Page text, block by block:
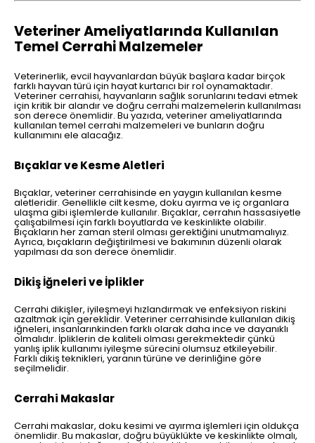
Veteriner Ameliyatlarında Kullanılan
Temel Cerrahi Malzemeler
Veterinerlik, evcil hayvanlardan büyük başlara kadar birçok
farklı hayvan türü için hayat kurtarıcı bir rol oynamaktadır.
Veteriner cerrahisi, hayvanların sağlık sorunlarını tedavi etmek
için kritik bir alandır ve doğru cerrahi malzemelerin kullanılması
son derece önemlidir. Bu yazıda, veteriner ameliyatlarında
kullanılan temel cerrahi malzemeleri ve bunların doğru
kullanımını ele alacağız.
Bıçaklar ve Kesme Aletleri
Bıçaklar, veteriner cerrahisinde en yaygın kullanılan kesme
aletleridir. Genellikle cilt kesme, doku ayırma ve iç organlara
ulaşma gibi işlemlerde kullanılır. Bıçaklar, cerrahın hassasiyetle
çalışabilmesi için farklı boyutlarda ve keskinlikte olabilir.
Bıçakların her zaman steril olması gerektiğini unutmamalıyız.
Ayrıca, bıçakların değiştirilmesi ve bakımının düzenli olarak
yapılması da son derece önemlidir.
Dikiş İğneleri ve İplikler
Cerrahi dikişler, iyileşmeyi hızlandırmak ve enfeksiyon riskini
azaltmak için gereklidir. Veteriner cerrahisinde kullanılan dikiş
iğneleri, insanlarınkinden farklı olarak daha ince ve dayanıklı
olmalıdır. İpliklerin de kaliteli olması gerekmektedir çünkü
yanlış iplik kullanımı iyileşme sürecini olumsuz etkileyebilir.
Farklı dikiş teknikleri, yaranın türüne ve derinliğine göre
seçilmelidir.
Cerrahi Makaslar
Cerrahi makaslar, doku kesimi ve ayırma işlemleri için oldukça
önemlidir. Bu makaslar, doğru büyüklükte ve keskinlikte olmalı,